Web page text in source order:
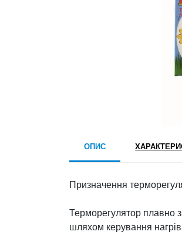
ОПИС
Призначення
Терморегулятор плавно
шляхом керування